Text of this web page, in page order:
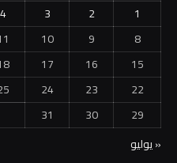
1
2
3
4
8
9
10
15
16
17
22
23
24
29
30
31
« يوليو